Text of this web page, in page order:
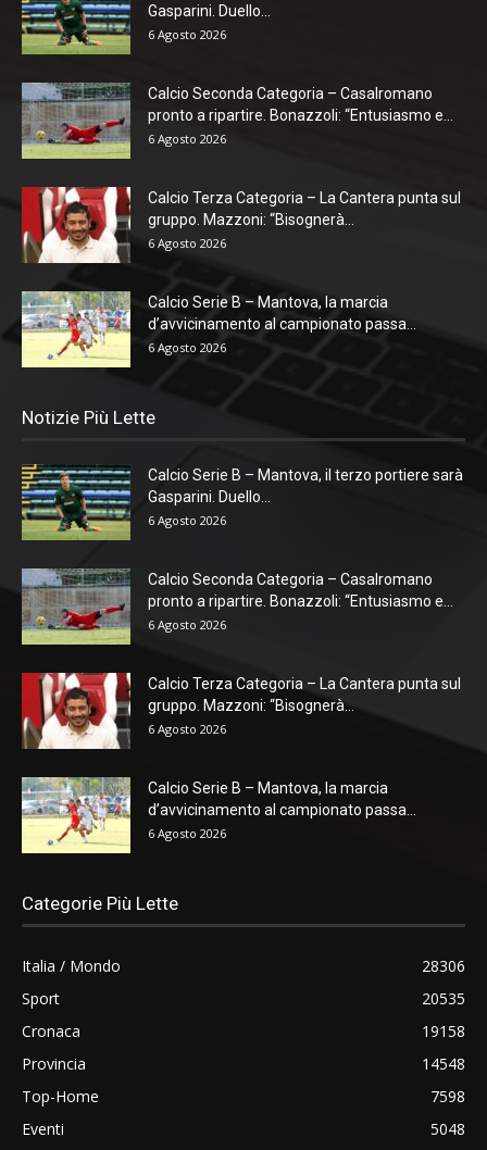
Gasparini. Duello...
6 Agosto 2026
Calcio Seconda Categoria – Casalromano
pronto a ripartire. Bonazzoli: “Entusiasmo e...
6 Agosto 2026
Calcio Terza Categoria – La Cantera punta sul
gruppo. Mazzoni: “Bisognerà...
6 Agosto 2026
Calcio Serie B – Mantova, la marcia
d’avvicinamento al campionato passa...
6 Agosto 2026
Notizie Più Lette
Calcio Serie B – Mantova, il terzo portiere sarà
Gasparini. Duello...
6 Agosto 2026
Calcio Seconda Categoria – Casalromano
pronto a ripartire. Bonazzoli: “Entusiasmo e...
6 Agosto 2026
Calcio Terza Categoria – La Cantera punta sul
gruppo. Mazzoni: “Bisognerà...
6 Agosto 2026
Calcio Serie B – Mantova, la marcia
d’avvicinamento al campionato passa...
6 Agosto 2026
Categorie Più Lette
Italia / Mondo
28306
Sport
20535
Cronaca
19158
Provincia
14548
Top-Home
7598
Eventi
5048